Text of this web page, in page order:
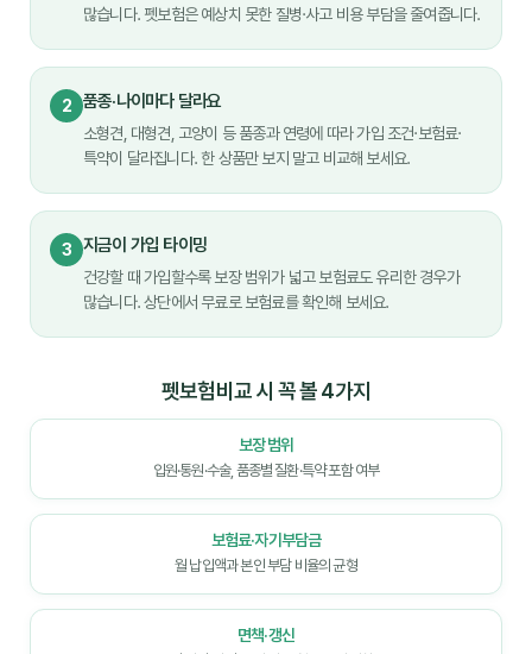
많습니다. 펫보험은 예상치 못한 질병·사고 비용 부담을 줄여줍니다.
2 품종·나이마다 달라요
소형견, 대형견, 고양이 등 품종과 연령에 따라 가입 조건·보험료·
특약이 달라집니다. 한 상품만 보지 말고 비교해 보세요.
3 지금이 가입 타이밍
건강할 때 가입할수록 보장 범위가 넓고 보험료도 유리한 경우가
많습니다. 상단에서 무료로 보험료를 확인해 보세요.
펫보험비교 시 꼭 볼 4가지
보장 범위
입원·통원·수술, 품종별 질환·특약 포함 여부
보험료·자기부담금
월 납입액과 본인 부담 비율의 균형
면책·갱신